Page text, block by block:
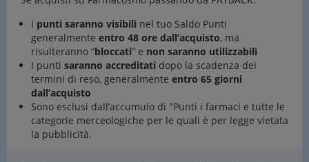
I punti saranno visibili nel tuo Saldo Punti
generalmente entro 48 ore dall’acquisto, ma
risulteranno “bloccati” e non saranno utilizzabili
I punti saranno accreditati dopo la scadenza dei
termini di reso, generalmente entro 65 giorni
dall’acquisto
Sono esclusi dall’accumulo di °Punti i farmaci e tutte le
categorie merceologiche per le quali è per legge vietata
la pubblicità.